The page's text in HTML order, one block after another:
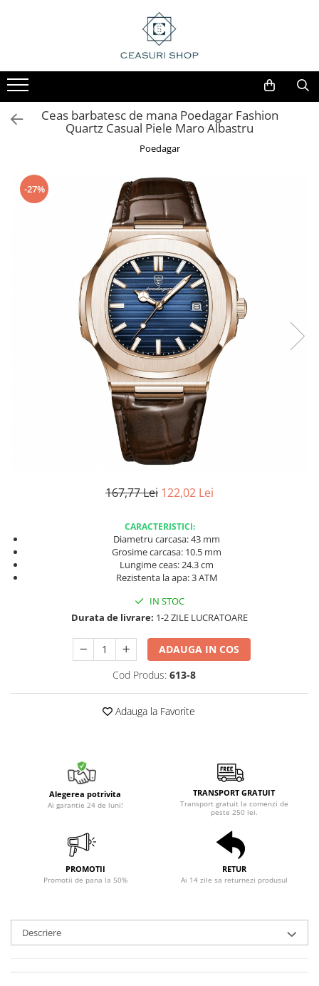
Ceas barbatesc de mana Poedagar Fashion
Quartz Casual Piele Maro Albastru
Poedagar
-27%
167,77 Lei 122,02 Lei
CARACTERISTICI:
Diametru carcasa: 43 mm
Grosime carcasa: 10.5 mm
Lungime ceas: 24.3 cm
Rezistenta la apa: 3 ATM
IN STOC
Durata de livrare: 1-2 ZILE LUCRATOARE
ADAUGA IN COS
Cod Produs: 613-8
Adauga la Favorite
Alegerea potrivita
Ai garantie 24 de luni!
TRANSPORT GRATUIT
Transport gratuit la comenzi de
peste 250 lei.
PROMOTII
Promotii de pana la 50%
RETUR
Ai 14 zile sa returnezi produsul
Descriere